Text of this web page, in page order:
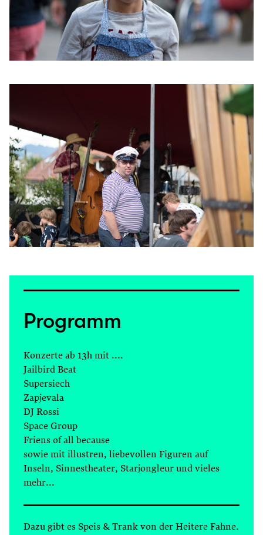
Programm
Konzerte ab 13h mit ....
Jailbird Beat
Supersiech
Zapjevala
DJ Rossi
Space Group
Friens of all because
sowie mit illustren, liebevollen Figuren auf
Inseln, Sinnestheater, Starjongleur und vieles
mehr...
Dazu gibt es Speis & Trank von der Heitere Fahne.